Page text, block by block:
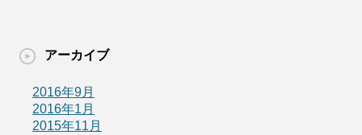
アーカイブ
2016年9月
2016年1月
2015年11月